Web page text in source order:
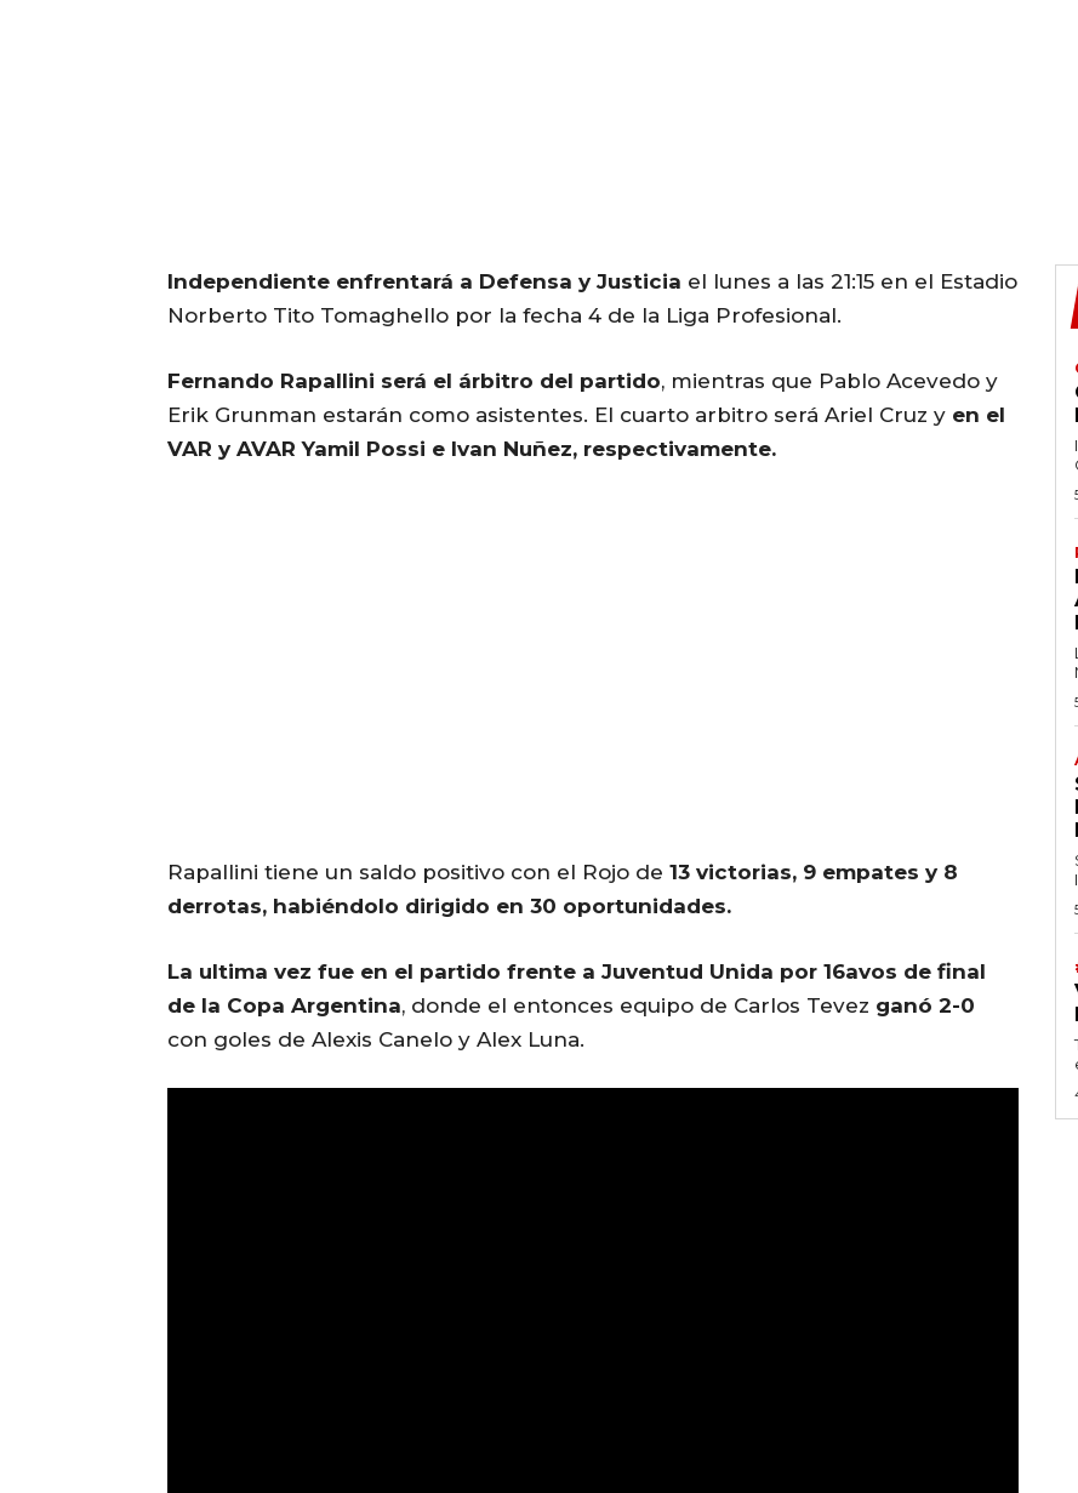
Independiente enfrentará a Defensa y Justicia el lunes a las 21:15 en el Estadio
Norberto Tito Tomaghello por la fecha 4 de la Liga Profesional.
Fernando Rapallini será el árbitro del partido, mientras que Pablo Acevedo y
Erik Grunman estarán como asistentes. El cuarto arbitro será Ariel Cruz y en el
VAR y AVAR Yamil Possi e Ivan Nuñez, respectivamente.
Rapallini tiene un saldo positivo con el Rojo de 13 victorias, 9 empates y 8
derrotas, habiéndolo dirigido en 30 oportunidades.
La ultima vez fue en el partido frente a Juventud Unida por 16avos de final
de la Copa Argentina, donde el entonces equipo de Carlos Tevez ganó 2-0
con goles de Alexis Canelo y Alex Luna.